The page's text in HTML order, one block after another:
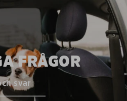
FRÅGOR
svar